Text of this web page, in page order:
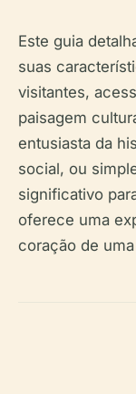
Este guia
suas
visitantes,
paisagem
entusiasta da
social, ou
significativo
oferece uma
coração de